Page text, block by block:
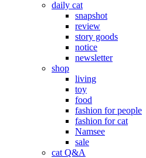
daily cat
snapshot
review
story goods
notice
newsletter
shop
living
toy
food
fashion for people
fashion for cat
Namsee
sale
cat Q&A